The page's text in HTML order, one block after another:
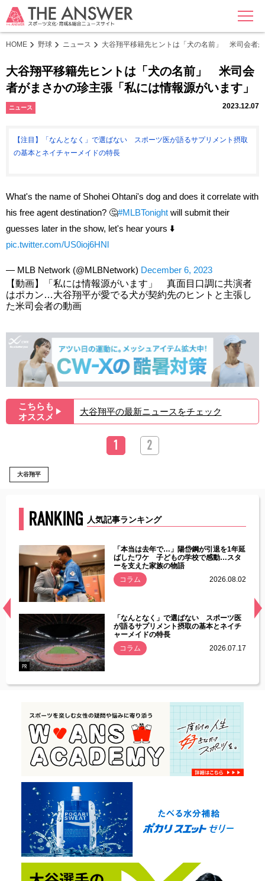
MENU
HOME 野球 ニュース 大谷翔平移籍先ヒントは「犬の名前」 米司会者
大谷翔平移籍先ヒントは「犬の名前」 米司会
者がまさかの珍主張「私には情報源がいます」
ニュース 2023.12.07
【注目】「なんとなく」で選ばない スポーツ医が語るサプリメント摂取
の基本とネイチャーメイドの特長
What's the name of Shohei Ohtani's dog and does it correlate with
his free agent destination? 🤔#MLBTonight will submit their
guesses later in the show, let's hear yours ⬇️
pic.twitter.com/US0ioj6HNl
— MLB Network (@MLBNetwork) December 6, 2023
【動画】「私には情報源がいます」 真面目口調に共演者
はポカン…大谷翔平が愛でる犬が契約先のヒントと主張し
た米司会者の動画
こちらも
オススメ ▶︎ 大谷翔平の最新ニュースをチェック
1 2
大谷翔平
RANKING 人気記事ランキング
常
「本当は去年で…」陽岱鋼が引退を1年延
ばしたワケ 子どもの学校で感動…スタ
ーを支えた家族の物語
コラム
2026.08.02
PR
「なんとなく」で選ばない スポーツ医
が語るサプリメント摂取の基本とネイチ
ャーメイドの特長
コラム
2026.07.17